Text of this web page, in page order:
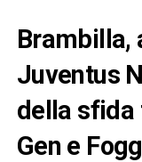
Brambilla,
Juventus
della sfida
Gen e